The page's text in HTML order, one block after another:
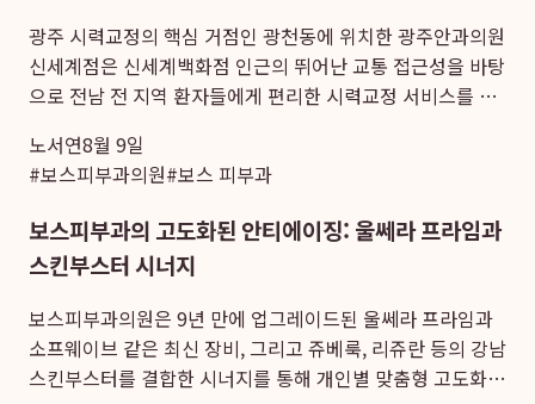
광주 시력교정의 핵심 거점인 광천동에 위치한 광주안과의원
신세계점은 신세계백화점 인근의 뛰어난 교통 접근성을 바탕
으로 전남 전 지역 환자들에게 편리한 시력교정 서비스를 제
주 환자를 위한 광주안과 당일수술 원데이 프로그램을...
노서연8월 9일
#보스피부과의원#보스 피부과
보스피부과의 고도화된 안티에이징: 울쎄라 프라임과
스킨부스터 시너지
보스피부과의원은 9년 만에 업그레이드된 울쎄라 프라임과
소프웨이브 같은 최신 장비, 그리고 쥬베룩, 리쥬란 등의 강남
스킨부스터를 결합한 시너지를 통해 개인별 맞춤형 고도화된